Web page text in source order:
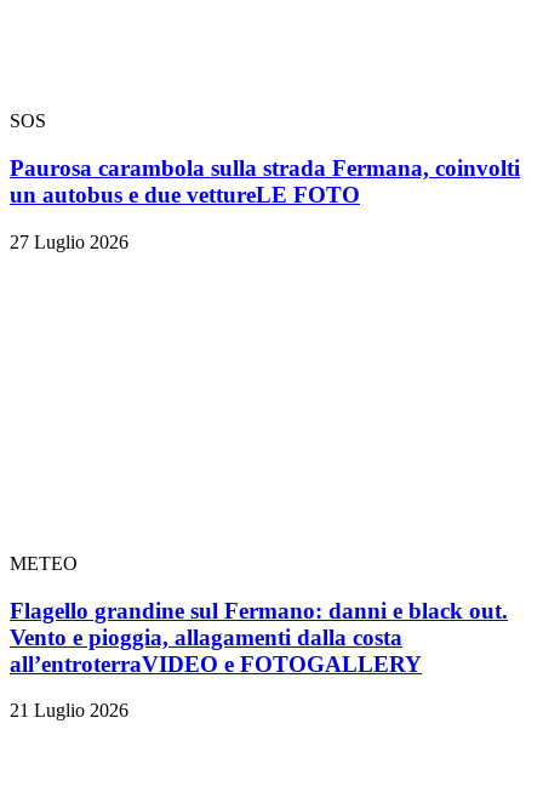
SOS
Paurosa carambola sulla strada Fermana, coinvolti
un autobus e due vettureLE FOTO
27 Luglio 2026
METEO
Flagello grandine sul Fermano: danni e black out.
Vento e pioggia, allagamenti dalla costa
all’entroterraVIDEO e FOTOGALLERY
21 Luglio 2026